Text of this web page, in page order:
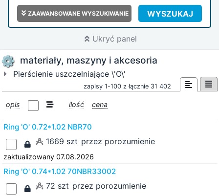
ZAAWANSOWANE WYSZUKIWANIE WYSZUKAJ
Ukryć panel
materiały, maszyny i akcesoria
Pierścienie uszczelniające \'O\'
zapisy 1-100 z łącznie 31 402
opis ilość cena
Ring 'O' 0.72*1.02 NBR70
1669 szt przez porozumienie
zaktualizowany 07.08.2026
Ring 'O' 0.74*1.02 70NBR33002
72 szt przez porozumienie